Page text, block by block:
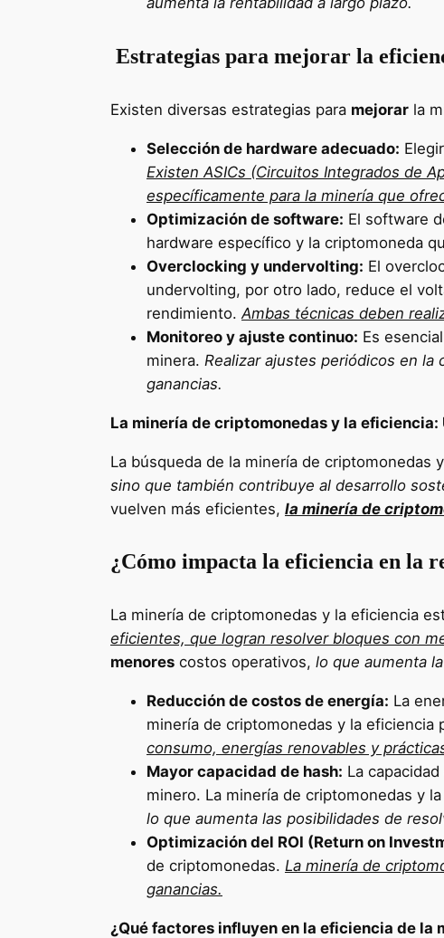
Estrategias para mejorar la
Existen diversas estrategias para mejorar la
Selección de hardware adecuado:
Existen ASICs (Circuitos Integrados de
específicamente para la minería que
Optimización de software: El software
hardware específico y la criptomoneda
Overclocking y undervolting: El
undervolting, por otro lado, reduce el
rendimiento. Ambas técnicas deben
Monitoreo y ajuste continuo: Es
minera. Realizar ajustes periódicos en
ganancias.
La minería de criptomonedas y la
La búsqueda de la minería de criptomonedas
sino que también contribuye al desarrollo
vuelven más eficientes, la minería de
¿Cómo impacta la eficiencia en la
La minería de criptomonedas y la eficiencia
eficientes, que logran resolver bloques con
menores costos operativos, lo que aumenta
Reducción de costos de energía: La
minería de criptomonedas y la
consumo, energías renovables y
Mayor capacidad de hash: La
minero. La minería de criptomonedas y
lo que aumenta las posibilidades de
Optimización del ROI (Return on
de criptomonedas. La minería de
ganancias.
¿Qué factores influyen en la eficiencia de la